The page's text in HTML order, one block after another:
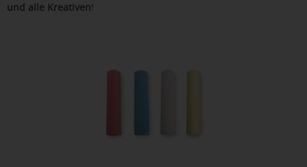
und alle Kreativen!